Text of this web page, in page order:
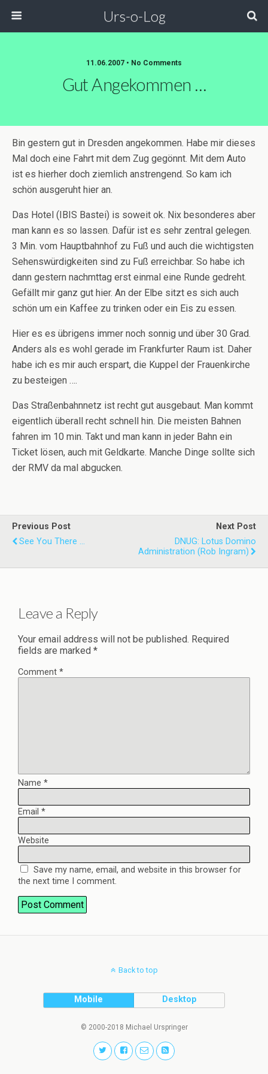
Urs-o-Log
11.06.2007 • No Comments
Gut Angekommen …
Bin gestern gut in Dresden angekommen. Habe mir dieses
Mal doch eine Fahrt mit dem Zug gegönnt. Mit dem Auto
ist es hierher doch ziemlich anstrengend. So kam ich
schön ausgeruht hier an.
Das Hotel (IBIS Bastei) is soweit ok. Nix besonderes aber
man kann es so lassen. Dafür ist es sehr zentral gelegen.
3 Min. vom Hauptbahnhof zu Fuß und auch die wichtigsten
Sehenswürdigkeiten sind zu Fuß erreichbar. So habe ich
dann gestern nachmttag erst einmal eine Runde gedreht.
Gefällt mir ganz gut hier. An der Elbe sitzt es sich auch
schön um ein Kaffee zu trinken oder ein Eis zu essen.
Hier es es übrigens immer noch sonnig und über 30 Grad.
Anders als es wohl gerade im Frankfurter Raum ist. Daher
habe ich es mir auch erspart, die Kuppel der Frauenkirche
zu besteigen ….
Das Straßenbahnnetz ist recht gut ausgebaut. Man kommt
eigentlich überall recht schnell hin. Die meisten Bahnen
fahren im 10 min. Takt und man kann in jeder Bahn ein
Ticket lösen, auch mit Geldkarte. Manche Dinge sollte sich
der RMV da mal abgucken.
Previous Post
See You There ...
Next Post
DNUG: Lotus Domino
Administration (Rob Ingram)
Leave a Reply
Your email address will not be published. Required
fields are marked *
Comment *
Name *
Email *
Website
Save my name, email, and website in this browser for
the next time I comment.
Back to top
Mobile Desktop
© 2000-2018 Michael Urspringer